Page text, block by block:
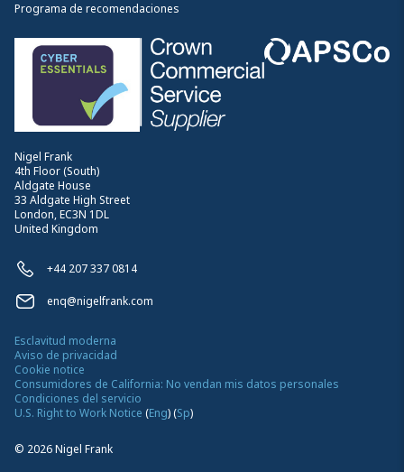
Nigel Frank
4th Floor (South)
Aldgate House
33 Aldgate High Street
London, EC3N 1DL
United Kingdom
+44 207 337 0814
enq@nigelfrank.com
Programa de recomendaciones
© 2026Nigel Frank
Esclavitud moderna
Aviso de privacidad
Cookie notice
Consumidores de California: No vendan mis datos personales
Condiciones del servicio
U.S. Right to Work Notice (Eng)(Sp)